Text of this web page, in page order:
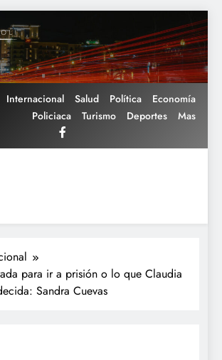
Internacional Salud Política
Economía
Policiaca
Turismo Deportes Mas
para ir a prisión o lo que Claudia
Sandra Cuevas